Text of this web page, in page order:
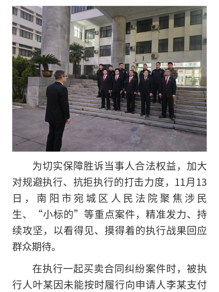
为切实保障胜诉当事人合法权益，加大
对规避执行、抗拒执行的打击力度，11月13
日，南阳市宛城区人民法院聚焦涉民
生、“小标的”等重点案件，精准发力、持
续攻坚，以看得见、摸得着的执行战果回应
群众期待。
在执行一起买卖合同纠纷案件时，被执
行人叶某因未能按时履行向申请人李某支付